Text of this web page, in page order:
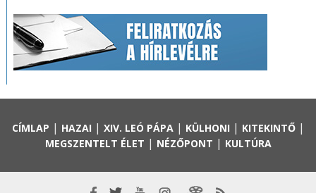
CÍMLAP | HAZAI | XIV. LEÓ PÁPA| KÜLHONI | KITEKINTŐ|
MEGSZENTELT ÉLET | NÉZŐPONT | KULTÚRA